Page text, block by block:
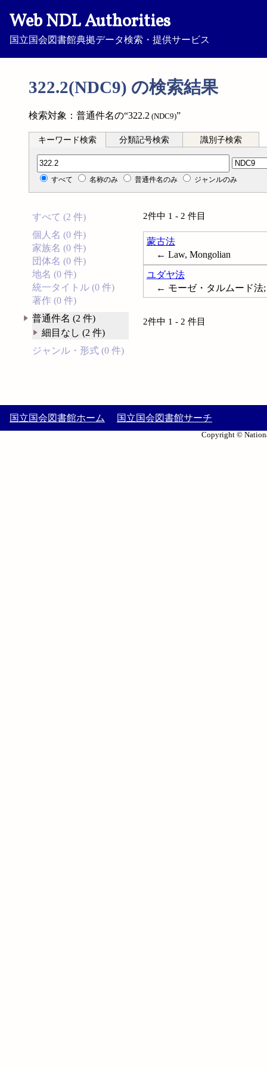
Web NDL Authorities
国立国会図書館典拠データ検索・提供サービス
322.2(NDC9) の検索結果
検索対象：普通件名の“322.2 (NDC9)”
キーワード検索 分類記号検索 識別子検索
分類記号検索
すべて 名称のみ 普通件名のみ ジャンルのみ
すべて (2 件)
個人名 (0 件)
家族名 (0 件)
団体名 (0 件)
地名 (0 件)
統一タイトル (0 件)
著作 (0 件)
普通件名 (2 件)
細目なし (2 件)
ジャンル・形式 (0 件)
2件中 1 - 2 件目
蒙古法
← Law, Mongolian
ユダヤ法
← モーゼ・タルムード法;
2件中 1 - 2 件目
国立国会図書館ホーム 国立国会図書館サーチ
Copyright ©